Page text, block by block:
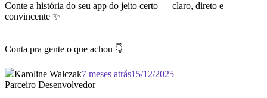
Conte a história do seu app do jeito certo — claro, direto e
convincente ✨
Conta pra gente o que achou 👇
Karoline Walczak7 meses atrás15/12/2025
Parceiro Desenvolvedor